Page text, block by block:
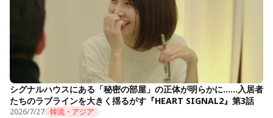
シグナルハウスにある「秘密の部屋」の正体が明らかに……入居者
たちのラブラインを大きく揺るがす『HEART SIGNAL2』第3話
2026/7/27 韓流・アジア